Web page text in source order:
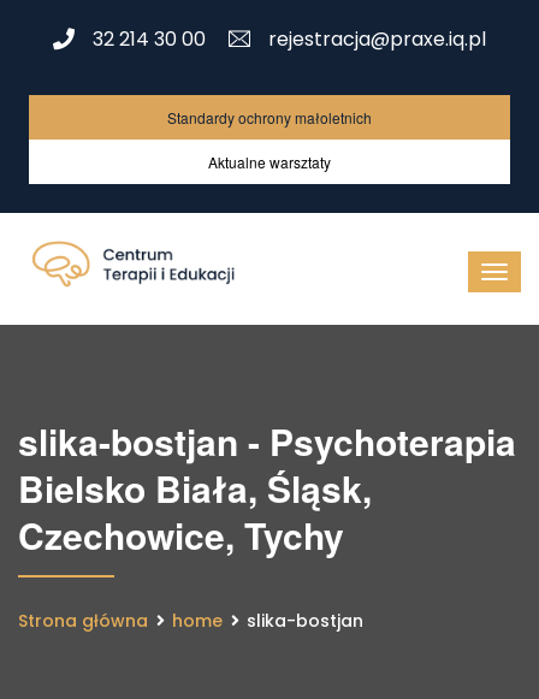
32 214 30 00 rejestracja@praxe.iq.pl
Standardy ochrony małoletnich
Aktualne warsztaty
slika-bostjan - Psychoterapia
Bielsko Biała, Śląsk,
Czechowice, Tychy
Strona główna home slika-bostjan